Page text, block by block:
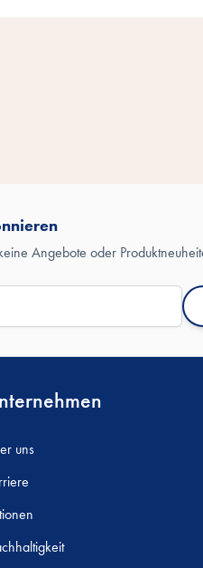
Angebote oder
uns